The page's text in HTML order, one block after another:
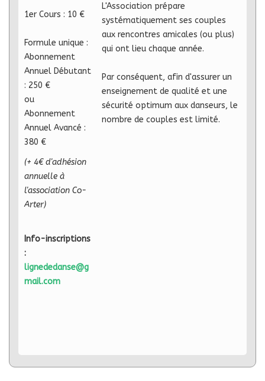
1er Cours : 10 €
Formule unique :
Abonnement
Annuel Débutant
: 250 €
ou
Abonnement
Annuel Avancé :
380 €
(+ 4€ d'adhésion
annuelle à
l'association Co-
Arter)
Info-inscriptions
:
lignededanse@g
mail.com
L'Association prépare
systématiquement ses couples
aux rencontres amicales (ou plus)
qui ont lieu chaque année.
Par conséquent, afin d'assurer un
enseignement de qualité et une
sécurité optimum aux danseurs, le
nombre de couples est limité.